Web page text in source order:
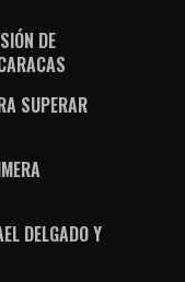
DE
SUPERAR
DELGADO Y